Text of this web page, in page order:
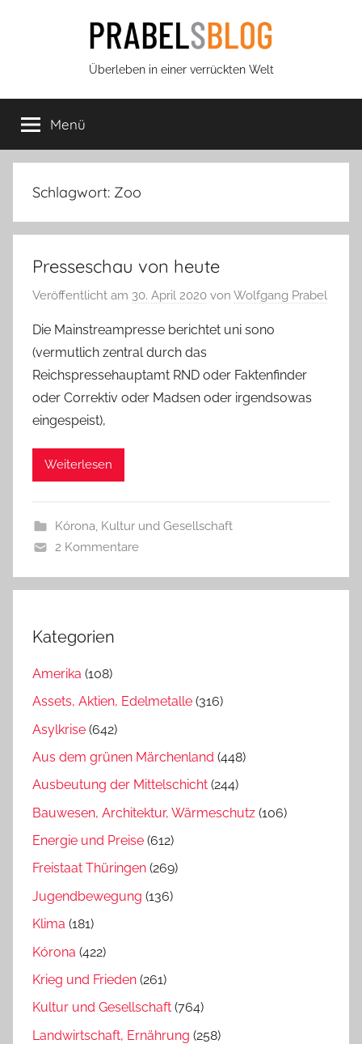
Prabels
Blog
Überleben in einer verrückten Welt
Menü
Schlagwort: Zoo
Presseschau von heute
Veröffentlicht am 30. April 2020 von Wolfgang Prabel
Die Mainstreampresse berichtet uni sono
(vermutlich zentral durch das
Reichspressehauptamt RND oder Faktenfinder
oder Correktiv oder Madsen oder irgendsowas
eingespeist),
Weiterlesen
Kórona, Kultur und Gesellschaft
2 Kommentare
Kategorien
Amerika (108)
Assets, Aktien, Edelmetalle (316)
Asylkrise (642)
Aus dem grünen Märchenland (448)
Ausbeutung der Mittelschicht (244)
Bauwesen, Architektur, Wärmeschutz (106)
Energie und Preise (612)
Freistaat Thüringen (269)
Jugendbewegung (136)
Klima (181)
Kórona (422)
Krieg und Frieden (261)
Kultur und Gesellschaft (764)
Landwirtschaft, Ernährung (258)